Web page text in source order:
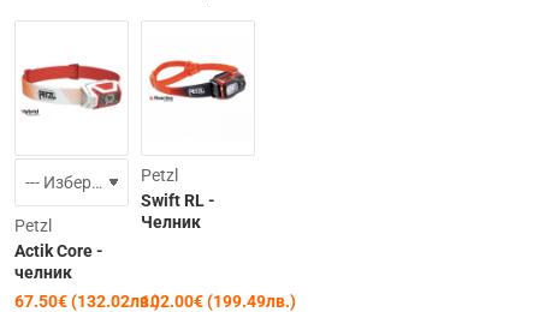
Petzl
Actik Core -
челник
67.50€ (132.02лв.)
Petzl
Swift RL -
Челник
102.00€ (199.49лв.)